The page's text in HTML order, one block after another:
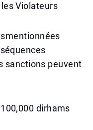
Violateurs
sanctions peuvent
dirhams